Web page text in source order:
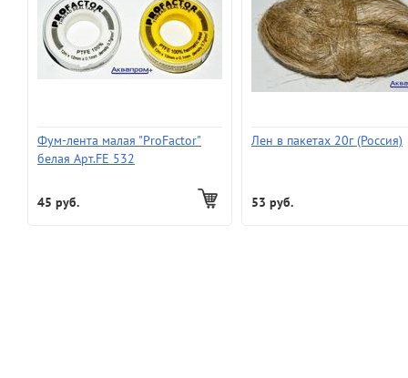
Фум-лента малая "ProFactor"
белая Арт.FE 532
45 руб.
Лен в пакетах 20г (Россия)
53 руб.